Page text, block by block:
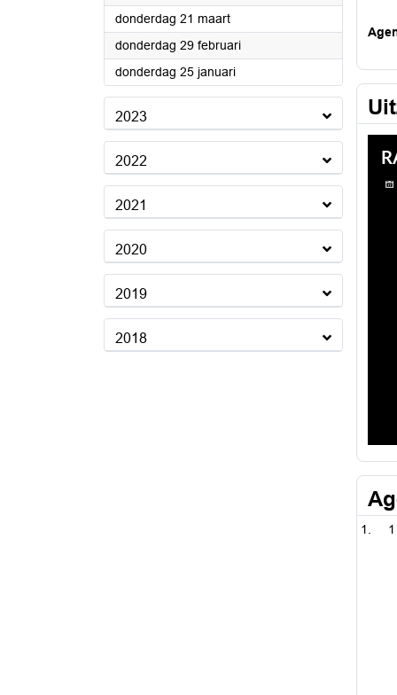
donderdag 21 maart2024
donderdag 29 februari2024
donderdag 25 januari2024
2023
2022
2021
2020
2019
2018
1